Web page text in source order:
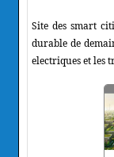
Site des smart
durable de
electriques et les